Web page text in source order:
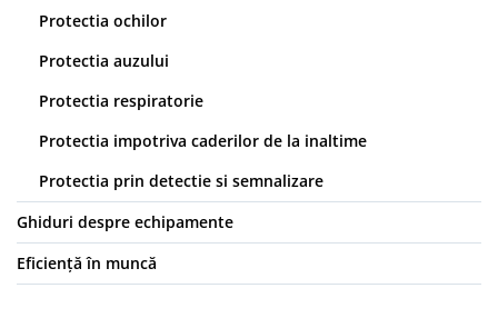
Protectia ochilor
Protectia auzului
Protectia respiratorie
Protectia impotriva caderilor de la inaltime
Protectia prin detectie si semnalizare
Ghiduri despre echipamente
Eficiență în muncă